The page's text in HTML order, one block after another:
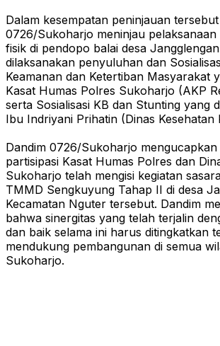
Dalam kesempatan peninjauan
0726/Sukoharjo meninjau
fisik di pendopo balai desa
dilaksanakan penyuluhan dan
Keamanan dan Ketertiban Masyarakat
Kasat Humas Polres Sukoharjo (AKP
serta Sosialisasi KB dan Stunting yang
Ibu Indriyani Prihatin (Dinas Kesehatan
Dandim 0726/Sukoharjo mengucapkan
partisipasi Kasat Humas Polres dan
Sukoharjo telah mengisi kegiatan
TMMD Sengkuyung Tahap II di desa
Kecamatan Nguter tersebut. Dandim
bahwa sinergitas yang telah terjalin
dan baik selama ini harus ditingkatkan
mendukung pembangunan di semua
Sukoharjo.